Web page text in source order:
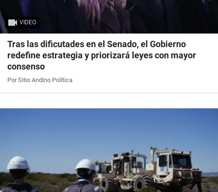
VIDEO
Tras las dificutades en el Senado, el Gobierno
redefine estrategia y priorizará leyes con mayor
consenso
Por Sitio Andino Política